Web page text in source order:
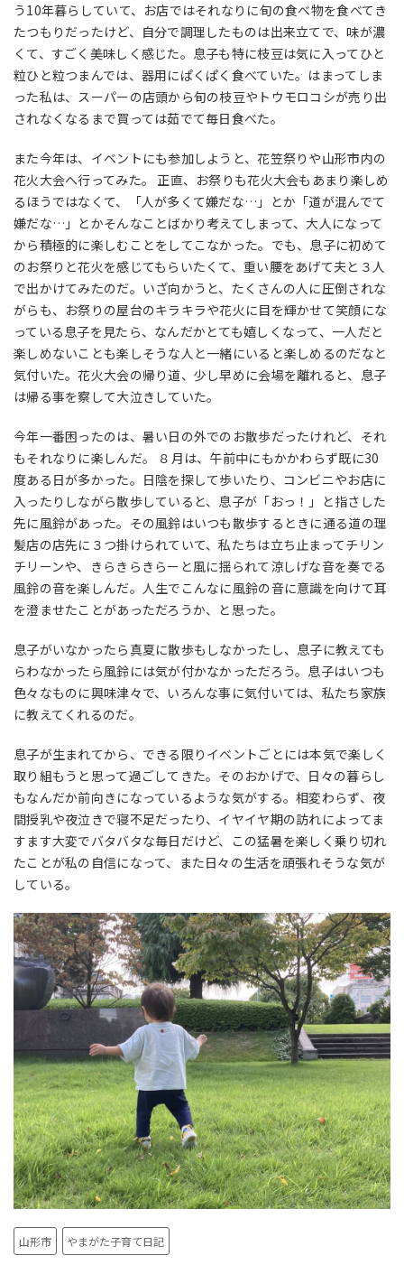
う10年暮らしていて、お店ではそれなりに旬の食べ物を食べてき
たつもりだったけど、自分で調理したものは出来立てで、味が濃
くて、すごく美味しく感じた。息子も特に枝豆は気に入ってひと
粒ひと粒つまんでは、器用にぱくぱく食べていた。はまってしま
った私は、スーパーの店頭から旬の枝豆やトウモロコシが売り出
されなくなるまで買っては茹でて毎日食べた。
また今年は、イベントにも参加しようと、花笠祭りや山形市内の
花火大会へ行ってみた。 正直、お祭りも花火大会もあまり楽しめ
るほうではなくて、「人が多くて嫌だな…」とか「道が混んでて
嫌だな…」とかそんなことばかり考えてしまって、大人になって
から積極的に楽しむことをしてこなかった。でも、息子に初めて
のお祭りと花火を感じてもらいたくて、重い腰をあげて夫と３人
で出かけてみたのだ。いざ向かうと、たくさんの人に圧倒されな
がらも、お祭りの屋台のキラキラや花火に目を輝かせて笑顔にな
っている息子を見たら、なんだかとても嬉しくなって、一人だと
楽しめないことも楽しそうな人と一緒にいると楽しめるのだなと
気付いた。花火大会の帰り道、少し早めに会場を離れると、息子
は帰る事を察して大泣きしていた。
今年一番困ったのは、暑い日の外でのお散歩だったけれど、それ
もそれなりに楽しんだ。 ８月は、午前中にもかかわらず既に30
度ある日が多かった。日陰を探して歩いたり、コンビニやお店に
入ったりしながら散歩していると、息子が「おっ！」と指さした
先に風鈴があった。その風鈴はいつも散歩するときに通る道の理
髪店の店先に３つ掛けられていて、私たちは立ち止まってチリン
チリーンや、きらきらきらーと風に揺られて涼しげな音を奏でる
風鈴の音を楽しんだ。人生でこんなに風鈴の音に意識を向けて耳
を澄ませたことがあっただろうか、と思った。
息子がいなかったら真夏に散歩もしなかったし、息子に教えても
らわなかったら風鈴には気が付かなかっただろう。息子はいつも
色々なものに興味津々で、いろんな事に気付いては、私たち家族
に教えてくれるのだ。
息子が生まれてから、できる限りイベントごとには本気で楽しく
取り組もうと思って過ごしてきた。そのおかげで、日々の暮らし
もなんだか前向きになっているような気がする。相変わらず、夜
間授乳や夜泣きで寝不足だったり、イヤイヤ期の訪れによってま
すます大変でバタバタな毎日だけど、この猛暑を楽しく乗り切れ
たことが私の自信になって、また日々の生活を頑張れそうな気が
している。
山形市 やまがた子育て日記